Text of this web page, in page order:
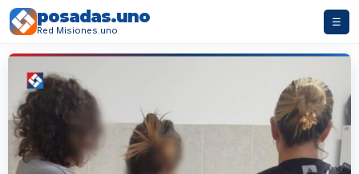
posadas.uno
Red Misiones.uno
☰